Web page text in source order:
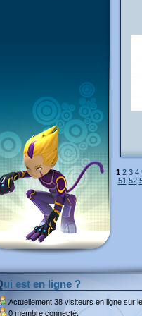
1 2 3 4
51 52
Qui est en ligne ?
Actuellement 38 visiteurs en ligne sur
0 membre connecté.